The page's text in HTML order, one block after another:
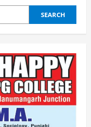
SEARCH